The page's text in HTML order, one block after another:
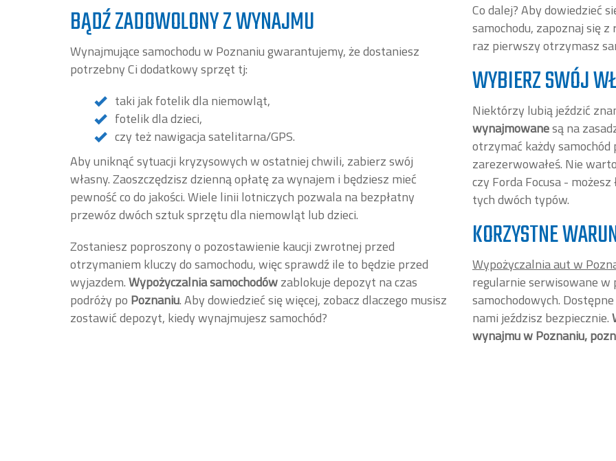
BĄDŹ ZADOWOLONY Z WYNAJMU
Wynajmujące samochodu w Poznaniu gwarantujemy, że dostaniesz
potrzebny Ci dodatkowy sprzęt tj:
taki jak fotelik dla niemowląt,
fotelik dla dzieci,
czy też nawigacja satelitarna/GPS.
Aby uniknąć sytuacji kryzysowych w ostatniej chwili, zabierz swój
własny. Zaoszczędzisz dzienną opłatę za wynajem i będziesz mieć
pewność co do jakości. Wiele linii lotniczych pozwala na bezpłatny
przewóz dwóch sztuk sprzętu dla niemowląt lub dzieci.
Zostaniesz poproszony o pozostawienie kaucji zwrotnej przed
otrzymaniem kluczy do samochodu, więc sprawdź ile to będzie przed
wyjazdem.Wypożyczalnia samochodówzablokuje depozyt na czas
podróży po Poznaniu. Aby dowiedzieć się więcej, zobacz dlaczego musisz
zostawić depozyt, kiedy wynajmujesz samochód?
Co dalej? Aby dowiedzieć
samochodu, zapoznaj się
raz pierwszy otrzymasz
WYBIERZ SWÓJ
Niektórzy lubią jeździć
wynajmowanesą na
otrzymać każdy
zarezerwowałeś. Nie
czy Forda Focusa -
tych dwóch typów.
KORZYSTNE
Wypożyczalnia aut w
regularnie serwisowane
samochodowych.
nami jeździsz bezpiecznie.
wynajmu w Poznaniu,